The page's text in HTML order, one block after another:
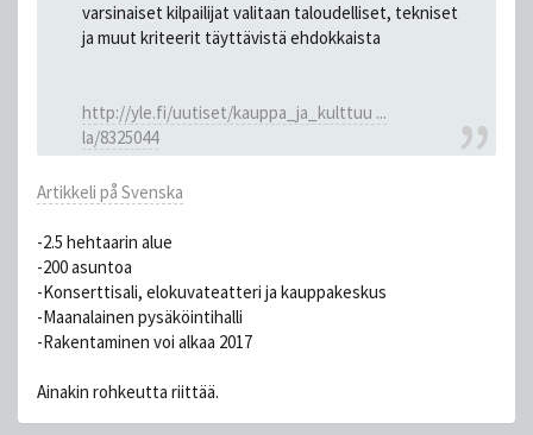
varsinaiset kilpailijat valitaan taloudelliset, tekniset
ja muut kriteerit täyttävistä ehdokkaista
http://yle.fi/uutiset/kauppa_ja_kulttuu ...
la/8325044
Artikkeli på Svenska
-2.5 hehtaarin alue
-200 asuntoa
-Konserttisali, elokuvateatteri ja kauppakeskus
-Maanalainen pysäköintihalli
-Rakentaminen voi alkaa 2017
Ainakin rohkeutta riittää.